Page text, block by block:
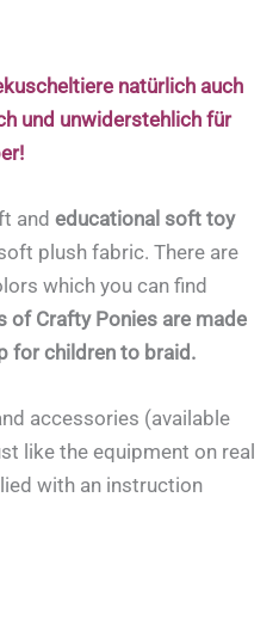
natürlich auch
und unwiderstehlich für
and educational soft toy
plush fabric. There are
which you can find
of Crafty Ponies are made
for children to braid.
accessories (available
like the equipment on real
with an instruction